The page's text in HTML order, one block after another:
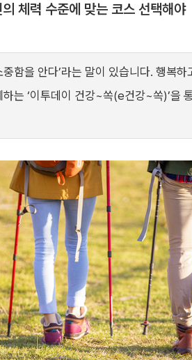
체력 수준에 맞는 코스 선택해야
함을 안다’라는 말이 있습니다. 행복
는 ‘이투데이 건강~쏙(e건강~쏙)’을